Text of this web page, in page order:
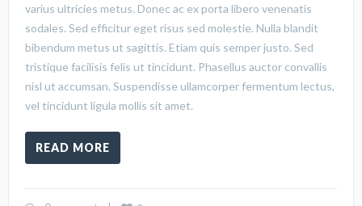
varius ultricies metus. Donec ac ex porta libero venenatis
sodales. Sed efficitur eget risus sed molestie. Nulla blandit
bibendum metus ut sagittis. Etiam quis semper justo. Sed
tristique facilisis felis ut tincidunt. Phasellus auctor convallis
nisl ut accumsan. Suspendisse ullamcorper fermentum lectus,
vel tincidunt ligula mollis sit amet.
READ MORE